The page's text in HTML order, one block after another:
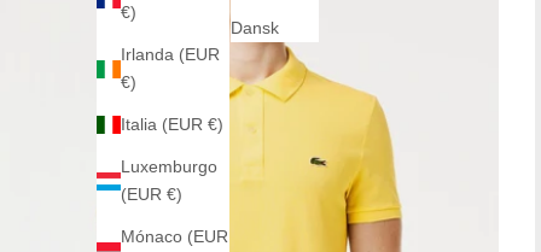
€)
Irlanda (EUR
€)
Italia (EUR €)
Luxemburgo
(EUR €)
Mónaco (EUR
Dansk